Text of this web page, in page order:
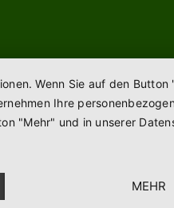
Wenn Sie auf den Button
Ihre
"Mehr" und in unserer
MEHR